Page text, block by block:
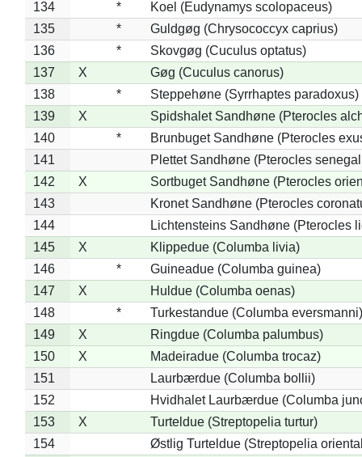
134
*
Koel (Eudynamys scolopaceus)
135
*
Guldgøg (Chrysococcyx caprius)
136
*
Skovgøg (Cuculus optatus)
137
X
Gøg (Cuculus canorus)
138
*
Steppehøne (Syrrhaptes paradoxus)
139
X
Spidshalet Sandhøne (Pterocles
140
*
Brunbuget Sandhøne (Pterocles
141
Plettet Sandhøne (Pterocles
142
X
Sortbuget Sandhøne (Pterocles
143
Kronet Sandhøne (Pterocles
144
Lichtensteins Sandhøne (Pterocles
145
X
Klippedue (Columba livia)
146
*
Guineadue (Columba guinea)
147
X
Huldue (Columba oenas)
148
*
Turkestandue (Columba eversmanni)
149
X
Ringdue (Columba palumbus)
150
X
Madeiradue (Columba trocaz)
151
Laurbærdue (Columba bollii)
152
Hvidhalet Laurbærdue (Columba
153
X
Turteldue (Streptopelia turtur)
154
Østlig Turteldue (Streptopelia